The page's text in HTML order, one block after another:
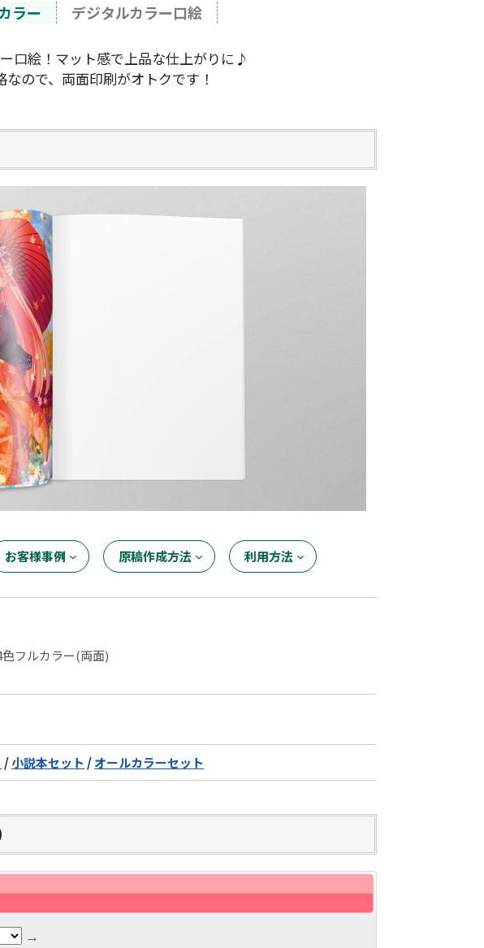
ラー デジタルカラー口絵
口絵！マット感で上品な仕上がりに♪
ので、両面印刷がオトクです！
お客様事例 原稿作成方法 利用方法
フルカラー(両面)
/小説本セット /オールカラーセット
→